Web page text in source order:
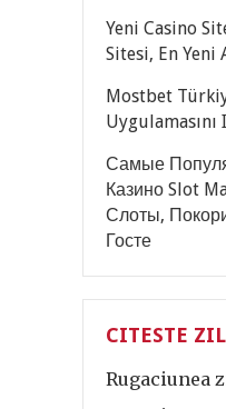
Yeni Casino
Sitesi, En Yeni
Mostbet
Uygulamasını
Самые
Казино Slot
Слоты,
Госте
CITESTE
Rugaciunea